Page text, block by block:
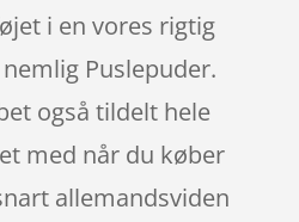
i en vores rigtig
Puslepuder.
også tildelt hele
med når du køber
allemandsviden